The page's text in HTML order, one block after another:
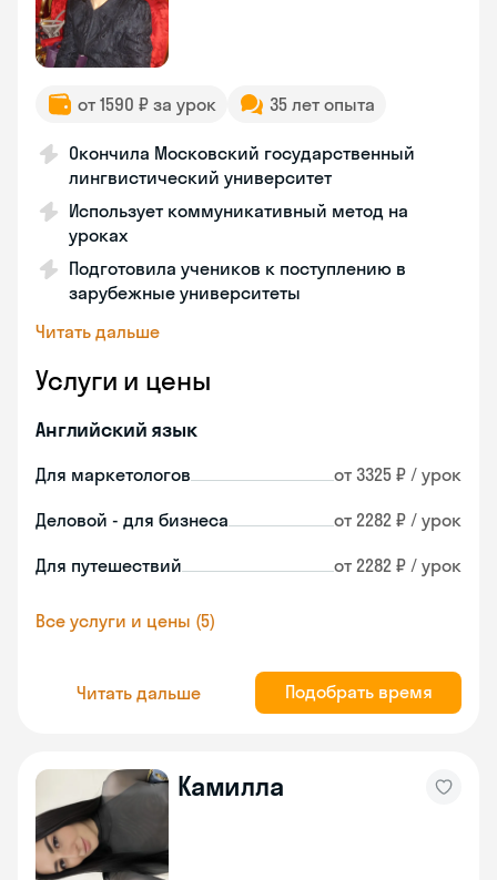
от 1590 ₽ за урок 35 лет опыта
Окончила Московский государственный
лингвистический университет
Использует коммуникативный метод на
уроках
Подготовила учеников к поступлению в
зарубежные университеты
Читать дальше
Услуги и цены
Английский язык
Для маркетологов от 3325 ₽ / урок
Деловой - для бизнеса от 2282 ₽ / урок
Для путешествий от 2282 ₽ / урок
Все услуги и цены (5)
Читать дальше Подобрать время
Камилла